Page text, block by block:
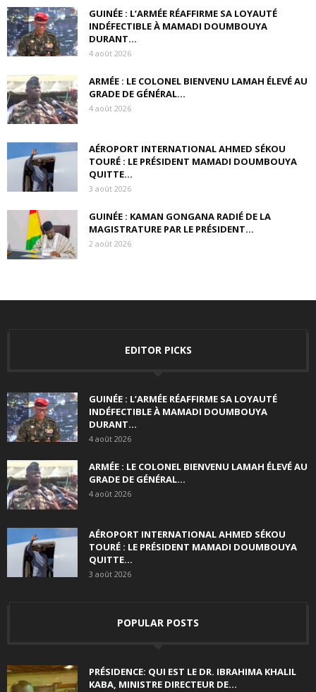
GUINÉE : L’ARMÉE RÉAFFIRME SA LOYAUTÉ
INDÉFECTIBLE À MAMADI DOUMBOUYA
DURANT...
4 août 2026
ARMÉE : LE COLONEL BIENVENU LAMAH ÉLEVÉ AU
GRADE DE GÉNÉRAL...
4 août 2026
AÉROPORT INTERNATIONAL AHMED SÉKOU
TOURÉ : LE PRÉSIDENT MAMADI DOUMBOUYA
QUITTE...
3 août 2026
GUINÉE : KAMAN GONGANA RADIÉ DE LA
MAGISTRATURE PAR LE PRÉSIDENT...
2 août 2026
EDITOR PICKS
GUINÉE : L’ARMÉE RÉAFFIRME SA LOYAUTÉ
INDÉFECTIBLE À MAMADI DOUMBOUYA
DURANT...
4 août 2026
ARMÉE : LE COLONEL BIENVENU LAMAH ÉLEVÉ AU
GRADE DE GÉNÉRAL...
4 août 2026
AÉROPORT INTERNATIONAL AHMED SÉKOU
TOURÉ : LE PRÉSIDENT MAMADI DOUMBOUYA
QUITTE...
3 août 2026
POPULAR POSTS
PRÉSIDENCE: QUI EST LE DR. IBRAHIMA KHALIL
KABA, MINISTRE DIRECTEUR DE...